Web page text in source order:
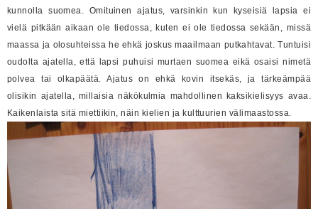
kunnolla suomea. Omituinen ajatus, varsinkin kun kyseisiä lapsia ei
vielä pitkään aikaan ole tiedossa, kuten ei ole tiedossa sekään, missä
maassa ja olosuhteissa he ehkä joskus maailmaan putkahtavat. Tuntuisi
oudolta ajatella, että lapsi puhuisi murtaen suomea eikä osaisi nimetä
polvea tai olkapäätä. Ajatus on ehkä kovin itsekäs, ja tärkeämpää
olisikin ajatella, millaisia näkökulmia mahdollinen kaksikielisyys avaa.
Kaikenlaista sitä miettiikin, näin kielien ja kulttuurien välimaastossa.